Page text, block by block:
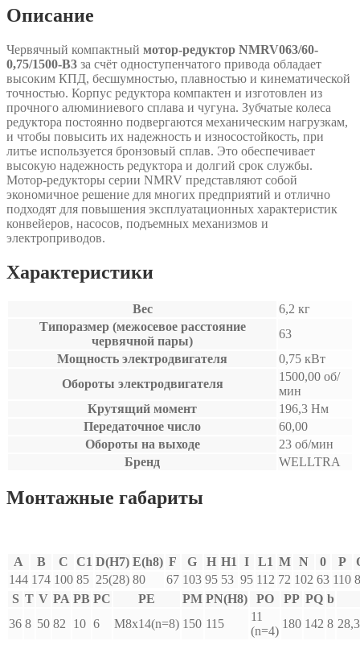
Описание
Червячный компактный мотор-редуктор NMRV063/60-
0,75/1500-B3 за счёт одноступенчатого привода обладает
высоким КПД, бесшумностью, плавностью и кинематической
точностью. Корпус редуктора компактен и изготовлен из
прочного алюминиевого сплава и чугуна. Зубчатые колеса
редуктора постоянно подвергаются механическим нагрузкам,
и чтобы повысить их надежность и износостойкость, при
литье используется бронзовый сплав. Это обеспечивает
высокую надежность редуктора и долгий срок службы.
Мотор-редукторы серии NMRV представляют собой
экономичное решение для многих предприятий и отлично
подходят для повышения эксплуатационных характеристик
конвейеров, насосов, подъемных механизмов и
электроприводов.
Характеристики
Вес
6,2 кг
Типоразмер (межосевое расстояние
червячной пары)
63
Мощность электродвигателя
0,75 кВт
Обороты электродвигателя
1500,00 об/
мин
Крутящий момент
196,3 Нм
Передаточное число
60,00
Обороты на выходе
23 об/мин
Бренд
WELLTRA
Монтажные габариты
A B C C1 D(H7) E(h8) F G H H1 I L1 M N 0 P
144 174 100 85 25(28) 80 67 103 95 53 95 112 72 102 63 110
S T V PA PB PC PE PM PN(H8) PO PP PQ b
36 8 50 82 10 6 M8x14(n=8) 150 115
11
(n=4)
180 142 8